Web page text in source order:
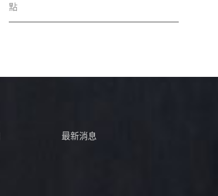
點
最新消息